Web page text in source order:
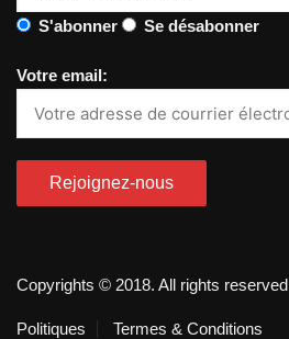
S'abonner Se désabonner
Votre email:
Copyrights © 2018. All rights reserved
Politiques Termes & Conditions